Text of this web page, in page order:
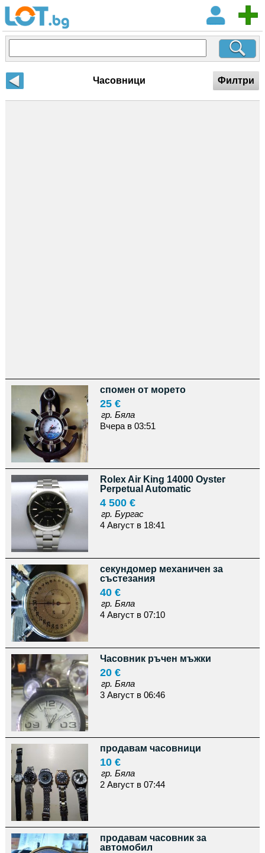
Часовници Филтри
спомен от морето
25 €
гр. Бяла
Вчера в 03:51
Rolex Air King 14000 Oyster
Perpetual Automatic
4 500 €
гр. Бургас
4 Август в 18:41
секундомер механичен за
състезания
40 €
гр. Бяла
4 Август в 07:10
Часовник ръчен мъжки
20 €
гр. Бяла
3 Август в 06:46
продавам часовници
10 €
гр. Бяла
2 Август в 07:44
продавам часовник за
автомобил